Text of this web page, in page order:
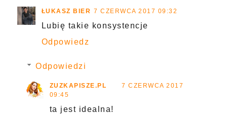
ŁUKASZ BIER 7 CZERWCA 2017 09:32
Lubię takie konsystencje
Odpowiedz
Odpowiedzi
ZUZKAPISZE.PL
7 CZERWCA 2017
09:45
ta jest idealna!